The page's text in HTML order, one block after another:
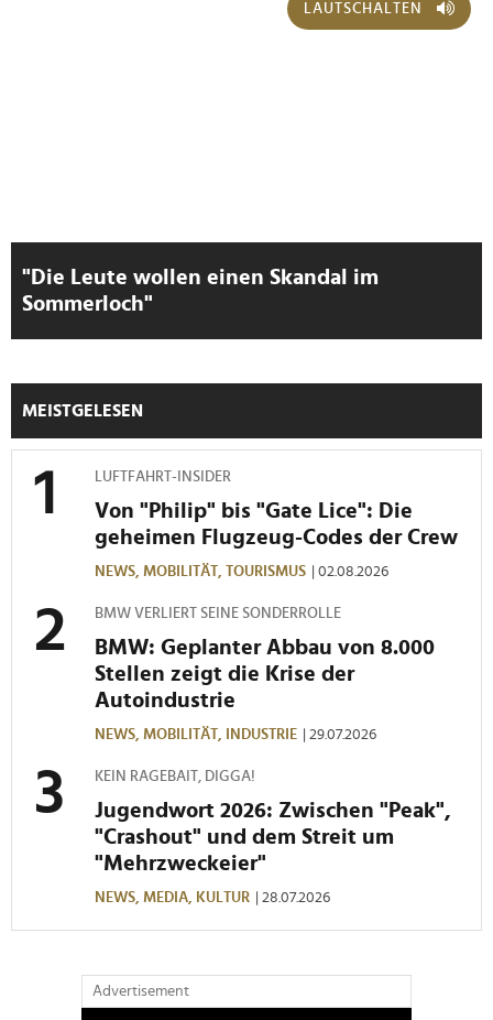
LAUTSCHALTEN
"Die Leute wollen einen Skandal im
Sommerloch"
MEISTGELESEN
LUFTFAHRT-INSIDER
Von "Philip" bis "Gate Lice": Die
geheimen Flugzeug-Codes der Crew
NEWS, MOBILITÄT, TOURISMUS | 02.08.2026
BMW VERLIERT SEINE SONDERROLLE
BMW: Geplanter Abbau von 8.000
Stellen zeigt die Krise der
Autoindustrie
NEWS, MOBILITÄT, INDUSTRIE | 29.07.2026
KEIN RAGEBAIT, DIGGA!
Jugendwort 2026: Zwischen "Peak",
"Crashout" und dem Streit um
"Mehrzweckeier"
NEWS, MEDIA, KULTUR | 28.07.2026
Advertisement